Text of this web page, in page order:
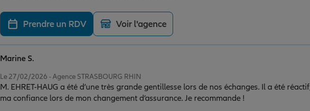
Prendre un RDV Voir l'agence
Le 27/02/2026 - Agence STRASBOURG RHIN
M. EHRET-HAUG a été d’une très grande gentillesse lors de nos échanges. Il a été
ma confiance lors de mon changement d’assurance. Je recommande !
Marine S.